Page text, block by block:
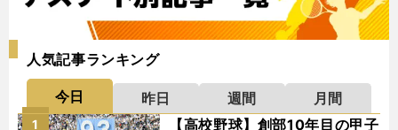
人気記事ランキング
今日 昨日 週間
月間
【高校野球】創部10年目の甲子
1